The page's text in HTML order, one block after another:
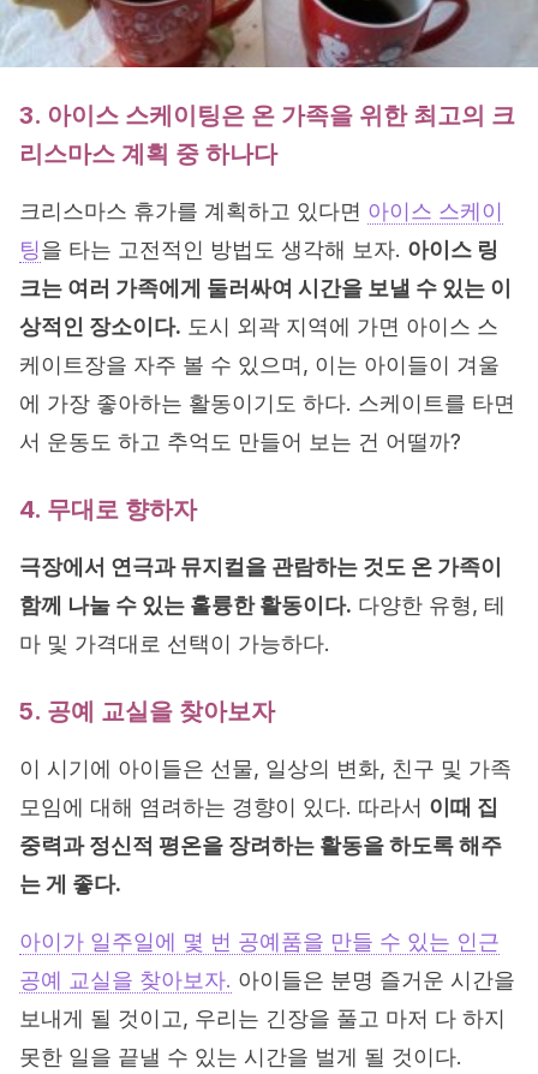
3. 아이스 스케이팅은 온 가족을 위한 최고의 크
리스마스 계획 중 하나다
크리스마스 휴가를 계획하고 있다면 아이스 스케이
팅을 타는 고전적인 방법도 생각해 보자. 아이스 링
크는 여러 가족에게 둘러싸여 시간을 보낼 수 있는 이
상적인 장소이다. 도시 외곽 지역에 가면 아이스 스
케이트장을 자주 볼 수 있으며, 이는 아이들이 겨울
에 가장 좋아하는 활동이기도 하다. 스케이트를 타면
서 운동도 하고 추억도 만들어 보는 건 어떨까?
4. 무대로 향하자
극장에서 연극과 뮤지컬을 관람하는 것도 온 가족이
함께 나눌 수 있는 훌륭한 활동이다. 다양한 유형, 테
마 및 가격대로 선택이 가능하다.
5. 공예 교실을 찾아보자
이 시기에 아이들은 선물, 일상의 변화, 친구 및 가족
모임에 대해 염려하는 경향이 있다. 따라서 이때 집
중력과 정신적 평온을 장려하는 활동을 하도록 해주
는 게 좋다.
아이가 일주일에 몇 번 공예품을 만들 수 있는 인근
공예 교실을 찾아보자. 아이들은 분명 즐거운 시간을
보내게 될 것이고, 우리는 긴장을 풀고 마저 다 하지
못한 일을 끝낼 수 있는 시간을 벌게 될 것이다.